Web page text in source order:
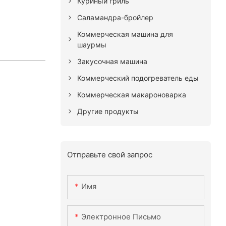
Саламандра-бройлер
Коммерческая машина для
шаурмы
Закусочная машина
Коммерческий подогреватель еды
Коммерческая макароноварка
Другие продукты
Отправьте свой запрос
Имя
Электронное Письмо